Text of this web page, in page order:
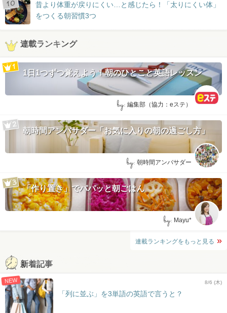
昔より体重が戻りにくい…と感じたら！「太りにくい体」
をつくる朝習慣3つ
連載ランキング
1日1つずつ覚えよう！朝のひとこと英語レッスン
by: 編集部（協力：eステ）
朝時間アンバサダー「お気に入りの朝の過ごし方」
by: 朝時間アンバサダー
「作り置き」でパパッと朝ごはん
by: Mayu*
連載ランキングをもっと見る
新着記事
NEW 8/6 (木)
「列に並ぶ」を3単語の英語で言うと？